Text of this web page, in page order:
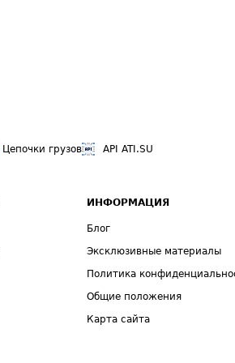
Цепочки грузов API ATI.SU
ИНФОРМАЦИЯ
Блог
Эксклюзивные материалы
Политика
Общие положения
Карта сайта